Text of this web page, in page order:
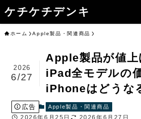
ケチケチデンキ
ホーム Apple製品・関連商品
Apple製品が値上
iPad全モデルの
iPhoneはどうな
2026
6/27
広告 Apple製品・関連商品
2026年6月25日 2026年6月27日